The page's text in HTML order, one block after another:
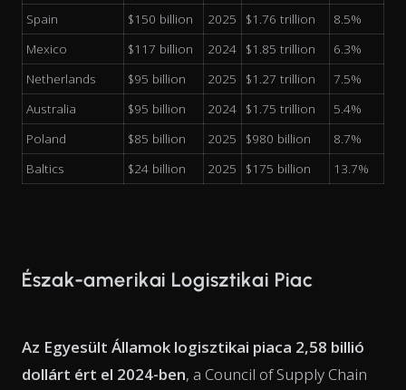
Spain
$150 billion 2025 $1.76 trillion
8.5%
Mexico
$117 billion 2024 $1.85 trillion
6.3%
Netherlands
$95 billion 2025 $1.27 trillion
7.5%
Australia
$95 billion 2024 $1.75 trillion
5.4%
Poland
$85 billion 2025 $980 billion
8.7%
Baltics
$24 billion 2025 $175 billion 13.7%
Észak-amerikai Logisztikai Piac
Az Egyesült Államok logisztikai piaca 2,58 billió
dollárt ért el 2024-ben, a Council of Supply Chain